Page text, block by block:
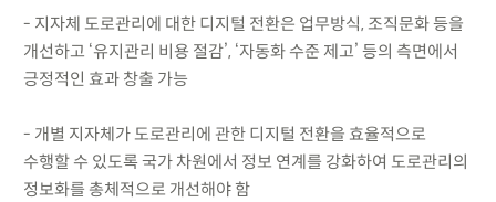
- 지자체 도로관리에 대한 디지털 전환은 업무방식, 조직문화 등을
개선하고 ‘유지관리 비용 절감’, ‘자동화 수준 제고’ 등의 측면에서
긍정적인 효과 창출 가능
- 개별 지자체가 도로관리에 관한 디지털 전환을 효율적으로
수행할 수 있도록 국가 차원에서 정보 연계를 강화하여 도로관리의
정보화를 총체적으로 개선해야 함